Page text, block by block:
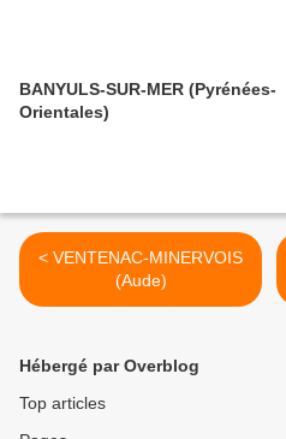
BANYULS-SUR-MER (Pyrénées-
Orientales)
< VENTENAC-MINERVOIS
(Aude)
Hébergé par Overblog
Top articles